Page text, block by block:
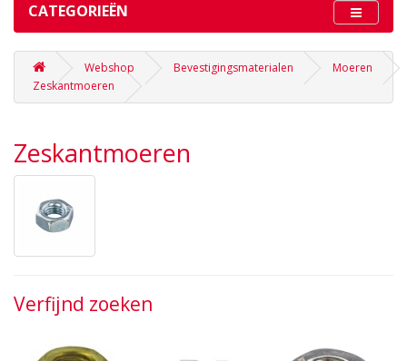
CATEGORIEËN
Webshop Bevestigingsmaterialen
Moeren
Zeskantmoeren
Zeskantmoeren
Verfijnd zoeken